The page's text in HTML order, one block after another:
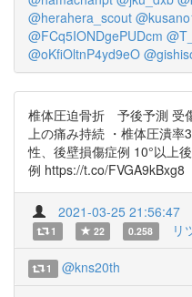
@herahera_scout
@FCq5IONDgePUDcm
@oKfiOltnP4yd9eO
椎体圧迫骨折 予後予測 受
上の痛み持続 ・椎体圧潰
性、後壁損傷症例 10°以上
例 https://t.co/FVGA9kBxg8
2021-03-25 21:56:47
1 22 0.258 リ
1 @kns20th